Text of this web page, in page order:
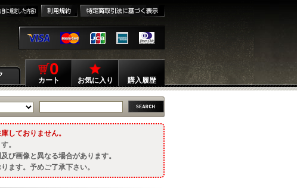
0
カート お気に入り 購入履歴
しておりません。
。
び画像と異なる場合があります。
ます。予めご了承下さい。